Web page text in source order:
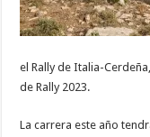
el Rally de Italia-
de Rally 2023.
La carrera este año